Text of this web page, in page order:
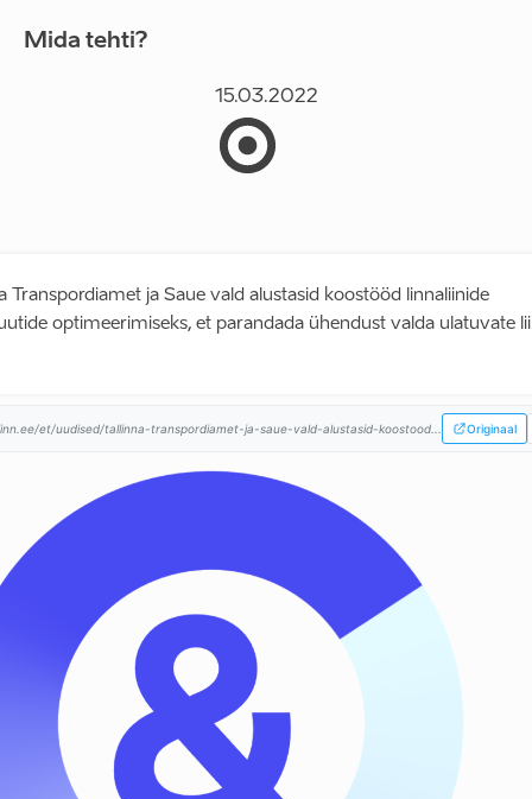
Mida tehti?
15.03.2022
Transpordiamet ja Saue vald alustasid koostööd linnaliinide
optimeerimiseks, et parandada ühendust valda ulatuvate
et/uudised/tallinna-transpordiamet-ja-saue-vald-alustasid-koostood... Originaal